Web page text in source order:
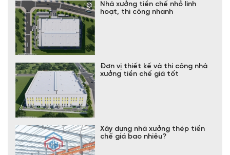
Nhà xưởng tiền chế nhỏ linh
hoạt, thi công nhanh
Đơn vị thiết kế và thi công nhà
xưởng tiền chế giá tốt
Xây dựng nhà xưởng thép tiền
chế giá bao nhiêu?